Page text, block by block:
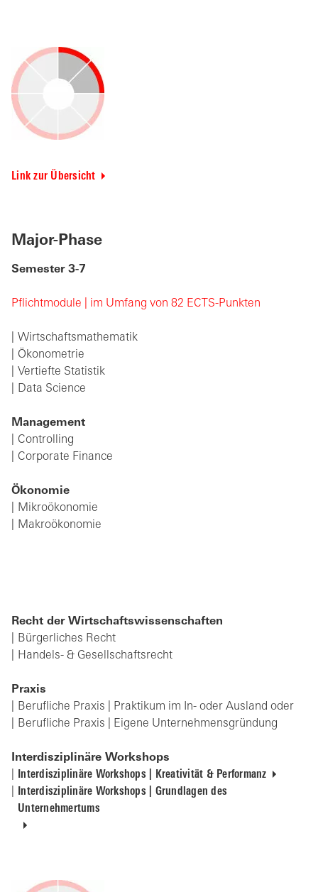
Link zur Übersicht
Major-Phase
Semester 3-7
Pflichtmodule | im Umfang von 82 ECTS-Punkten
Wirtschaftsmathematik
Ökonometrie
Vertiefte Statistik
Data Science
Management
Controlling
Corporate Finance
Ökonomie
Mikroökonomie
Makroökonomie
Recht der Wirtschaftswissenschaften
Bürgerliches Recht
Handels- & Gesellschaftsrecht
Praxis
Berufliche Praxis | Praktikum im In- oder Ausland oder
Berufliche Praxis | Eigene Unternehmensgründung
Interdisziplinäre Workshops
Interdisziplinäre Workshops | Kreativität & Performanz
Interdisziplinäre Workshops | Grundlagen des
Unternehmertums